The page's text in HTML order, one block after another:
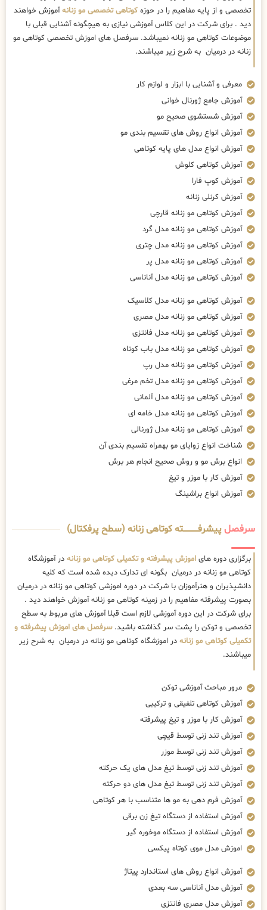
تخصصی و از پایه مفاهیم را در حوزه کوتاهی تخصصی مو زنانهآموزش خواهند
دید . برای شرکت در این کلاس آموزشی نیازی به هیچگونه آشنایی قبلی با
موضوعات کوتاهی مو زنانه نمیباشد. سرفصل های اموزش تخصصی کوتاهی مو
زنانه در درمیان به شرح زیر میباشند.
معرفی و آشنایی با ابزار و لوازم کار
آموزش جامع ژورنال خوانی
آموزش شستشوی صحیح مو
آموزش انواع روش های تقسیم بندی مو
آموزش انواع مدل های پایه کوتاهی
آموزش کوتاهی کلوش
آموزش کوپ فارا
آموزش کرنلی زنانه
آموزش کوتاهی مو زنانه قارچی
آموزش کوتاهی مو زنانه مدل گرد
آموزش کوتاهی مو زنانه مدل چتری
آموزش کوتاهی مو زنانه مدل پر
آموزش کوتاهی مو زنانه مدل آناناسی
آموزش کوتاهی مو زنانه مدل کلاسیک
آموزش کوتاهی مو زنانه مدل مصری
آموزش کوتاهی مو زنانه مدل فانتزی
آموزش کوتاهی مو زنانه مدل باب کوتاه
آموزش کوتاهی مو زنانه مدل رپ
آموزش کوتاهی مو زنانه مدل تخم مرغی
آموزش کوتاهی مو زنانه مدل آلمانی
آموزش کوتاهی مو زنانه مدل خامه ای
آموزش کوتاهی مو زنانه مدل ژورنالی
شناخت انواع زوایای مو بهمراه تقسیم بندی آن
انواع برش مو و روش صحیح انجام هر برش
آموزش کار با موزر و تیغ
آموزش انواع براشینگ
سرفصلپیشرفــــــــــــته کوتاهی زنانه (سطح پرفکتال)
برگزاری دوره های اموزش پیشرفته و تکمیلی کوتاهی مو زنانه در آموزشگاه
کوتاهی مو زنانه در درمیان بگونه ای تدارک دیده شده است که کلیه
دانشپذیران و هنرآموزان با شرکت در دوره اموزشی کوتاهی مو زنانه در درمیان
بصورت پیشرفته مفاهیم را در زمینه کوتاهی مو زنانه آموزش خواهند دید .
برای شرکت در این دوره آموزشی لازم است قبلا آموزش های مربوط به سطح
تخصصی و توکن را پشت سر گذاشته باشید.سرفصل های اموزش پیشرفته و
تکمیلی کوتاهی مو زنانه در اموزشگاه کوتاهی مو زنانه در درمیان به شرح زیر
میباشند.
مرور مباحث آموزشی توکن
آموزش کوتاهی تلفیقی و ترکیبی
آموزش کار با موزر و تیغ پیشرفته
آموزش تند زنی توسط قیچی
آموزش تند زنی توسط موزر
آموزش تند زنی توسط تیغ مدل های یک حرکته
آموزش تند زنی توسط تیغ مدل های دو حرکته
آموزش فرم دهی به مو ها متناسب با هر کوتاهی
آموزش استفاده از دستگاه تیغ زن برقی
آموزش استفاده از دستگاه موخوره گیر
اموزش مدل موی کوتاه پیکسی
آموزش انواع روش های استاندارد پیتاژ
آموزش مدل آناناسی سه بعدی
آموزش مدل مصری فانتزی